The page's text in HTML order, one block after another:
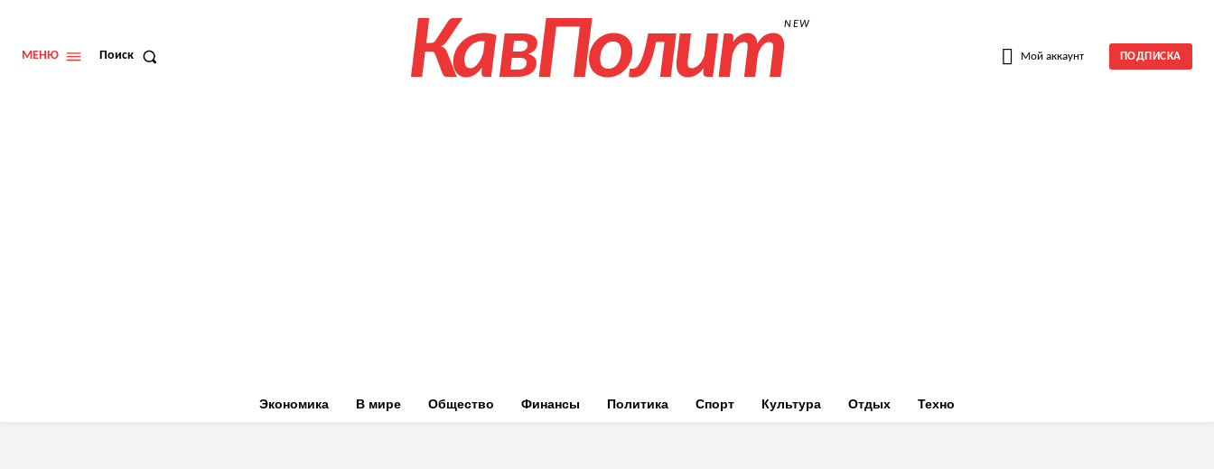
МЕНЮ Поиск КавПолитNEW
Мой аккаунт ПОДПИСКА
Экономика В мире Общество Финансы Политика Спорт Культура Отдых Техно